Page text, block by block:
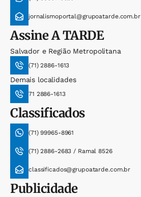
jornalismoportal@grupoatarde.com.br
AssineA TARDE
Salvador e Região Metropolitana
(71) 2886-1613
Demais localidades
71 2886-1613
Classificados
(71) 99965-8961
(71) 2886-2683 / Ramal 8526
classificados@grupoatarde.com.br
Publicidade